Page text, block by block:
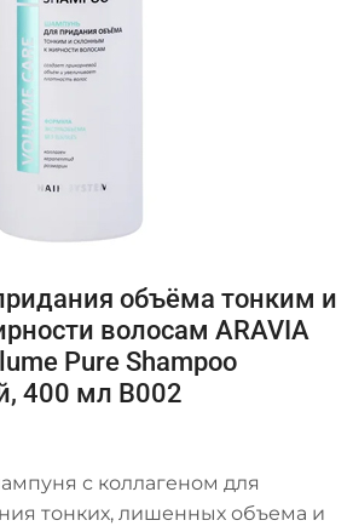
объёма тонким и
волосам ARAVIA
Pure Shampoo
400 мл В002
с коллагеном для
тонких, лишенных объема и